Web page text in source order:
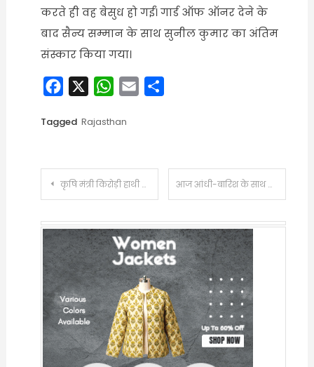
करते ही वह बेसुध हो गईं। गार्ड ऑफ ऑनर देने के
बाद सैन्य सम्मान के साथ सुनील कुमार का अंतिम
संस्कार किया गया।
Facebook WhatsApp
Email
Tagged Rajasthan
Post
navigation
कृषि मंत्री किरोड़ी हाथी की सवारी कर पहुंचे दंगल:जेसीबी से फूल बरसाए, लोक कलाकारों के गानों पर किया डांस आज आंधी-बारिश के साथ ओले गिरने की चेतावनी:70 की स्पीड से हवा चलेगी; पारा 40 डिग्री के करीब, जानें- आगे कैसा रहेगा मौसम